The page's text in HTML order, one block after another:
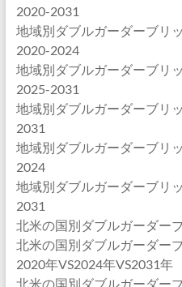
2020-2031
地域別ダブルガーダーブリ
2020-2024
地域別ダブルガーダーブリ
2025-2031
地域別ダブルガーダーブリ
2031
地域別ダブルガーダーブリ
2024
地域別ダブルガーダーブリ
2031
北米の国別ダブルガーダー
北米の国別ダブルガーダー
2020年VS2024年VS2031年
北米の国別ダブルガーダー